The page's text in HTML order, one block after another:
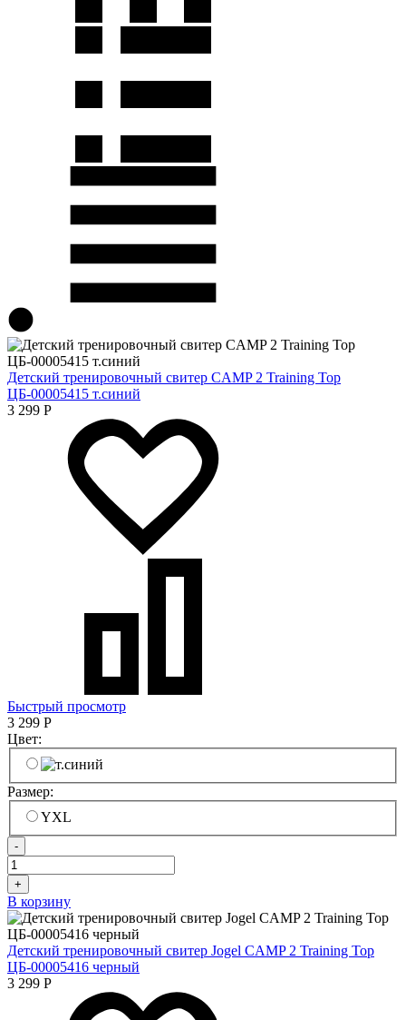
Детский тренировочный свитер CAMP 2 Training Top
ЦБ-00005415 т.синий
3 299 Р
Быстрый просмотр
3 299 Р
Цвет:
Размер:
YXL
-
+
В корзину
Детский тренировочный свитер Jogel CAMP 2 Training Top
ЦБ-00005416 черный
3 299 Р